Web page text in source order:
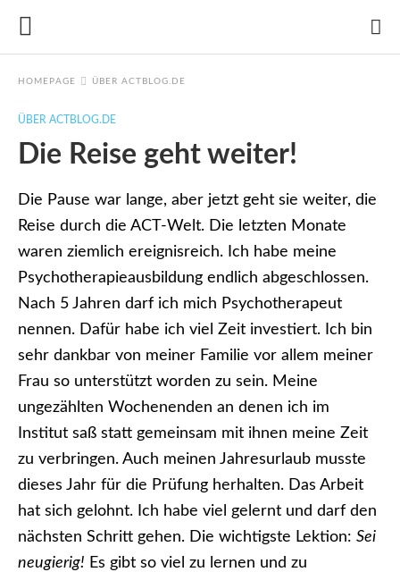
HOMEPAGE ÜBER ACTBLOG.DE
ÜBER ACTBLOG.DE
Die Reise geht weiter!
Die Pause war lange, aber jetzt geht sie weiter, die
Reise durch die ACT-Welt. Die letzten Monate
waren ziemlich ereignisreich. Ich habe meine
Psychotherapieausbildung endlich abgeschlossen.
Nach 5 Jahren darf ich mich Psychotherapeut
nennen. Dafür habe ich viel Zeit investiert. Ich bin
sehr dankbar von meiner Familie vor allem meiner
Frau so unterstützt worden zu sein. Meine
ungezählten Wochenenden an denen ich im
Institut saß statt gemeinsam mit ihnen meine Zeit
zu verbringen. Auch meinen Jahresurlaub musste
dieses Jahr für die Prüfung herhalten. Das Arbeit
hat sich gelohnt. Ich habe viel gelernt und darf den
nächsten Schritt gehen. Die wichtigste Lektion: Sei
neugierig! Es gibt so viel zu lernen und zu